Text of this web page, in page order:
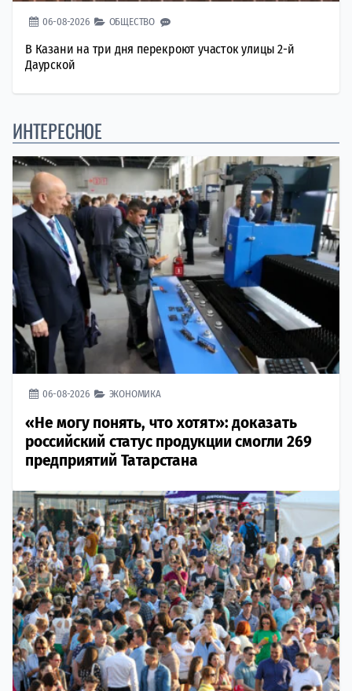
06-08-2026 ОБЩЕСТВО
В Казани на три дня перекроют участок улицы 2-й
Даурской
ИНТЕРЕСНОЕ
06-08-2026 ЭКОНОМИКА
«Не могу понять, что хотят»: доказать
российский статус продукции смогли 269
предприятий Татарстана